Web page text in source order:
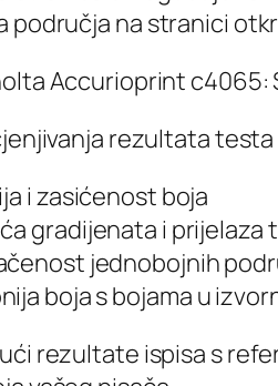
područja na stranici
Accurioprint
rezultata
i zasićenost boja
gradijenata i prijelaza
jednobojnih
boja s bojama u
rezultate ispisa s